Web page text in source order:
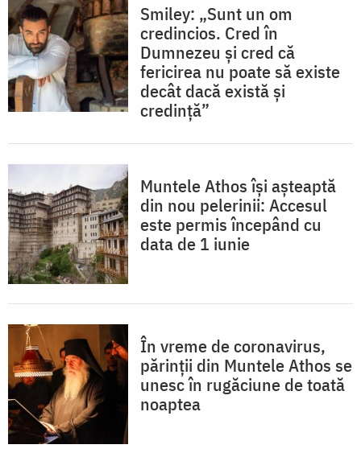
Smiley: „Sunt un om
credincios. Cred în
Dumnezeu și cred că
fericirea nu poate să existe
decât dacă există și
credință”
Muntele Athos își așteaptă
din nou pelerinii: Accesul
este permis începând cu
data de 1 iunie
În vreme de coronavirus,
părinții din Muntele Athos se
unesc în rugăciune de toată
noaptea